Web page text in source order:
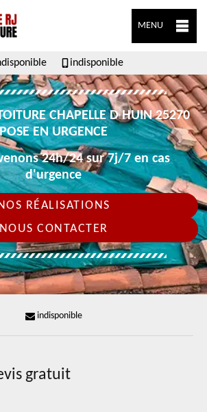
MENU
indisponible
CHAPELLE D HUIN 25270
POSE EN URGENCE
24h/24 sur 7j/7 en cas
d'urgence
RÉALISATIONS
NOUS CONTACTER
indisponible
gratuit